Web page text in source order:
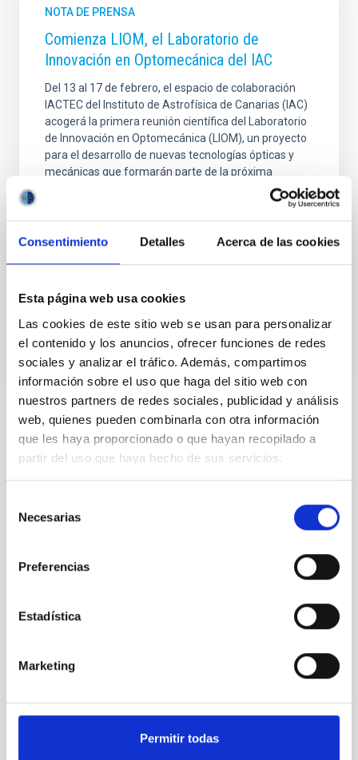
Consentimiento Detalles Acerca de las cookies
Esta página web usa cookies
Las cookies de este sitio web se usan para personalizar
el contenido y los anuncios, ofrecer funciones de redes
sociales y analizar el tráfico. Además, compartimos
información sobre el uso que haga del sitio web con
nuestros partners de redes sociales, publicidad y análisis
web, quienes pueden combinarla con otra información
que les haya proporcionado o que hayan recopilado a
partir del uso que haya hecho de sus servicios.
Necesarias
Preferencias
Estadística
Marketing
Permitir todas
NOTA DE PRENSA
Comienza LIOM, el Laboratorio de
Innovación en Optomecánica del IAC
Del 13 al 17 de febrero, el espacio de colaboración
IACTEC del Instituto de Astrofísica de Canarias (IAC)
acogerá la primera reunión científica del Laboratorio
de Innovación en Optomecánica (LIOM), un proyecto
para el desarrollo de nuevas tecnologías ópticas y
mecánicas que formarán parte de la próxima
generación de telescopios, como el ExoLife Finder
(ELF), dedicado a la búsqueda de vida fuera del
Sistema Solar. El encuentro reunirá a más de 30
especialistas en óptica y fotónica de Europa, Canadá
Fecha de publicación 13/02/2023 - 09:34
TIPO DE NOTICIA
NOTA DE PRENSA
ÁMBITO
CIENCIA Y TECNOLOGÍA
IACTEC
Astrofísica